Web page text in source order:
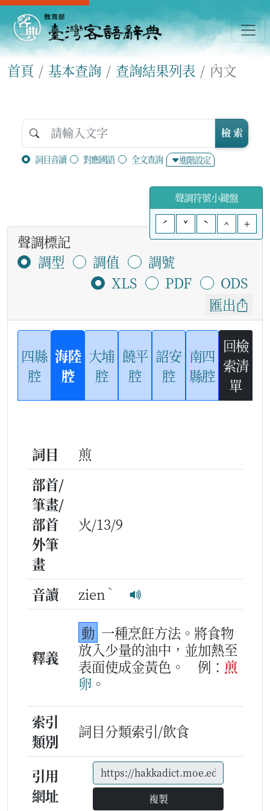
首頁 基本查詢 查詢結果列表 內文
詞目音讀 對應國語 全文查詢 進階設定
檢 索
聲調符號小鍵盤
ˊ
ˇ ˋ ^ +
聲調標記
調型
調值
調號
XLS
PDF
ODS
匯出
四縣
腔
海陸
腔
大埔
腔
饒平
腔
詔安
腔
南四
縣腔
回檢
索清
單
詞目
煎
部首/
筆畫/
部首
外筆
畫
火/13/9
音讀 zien ˋ
釋義
動 一種烹飪方法。將食物
放入少量的油中，並加熱至
表面使成金黃色。
例： 煎
卵 。
索引
類別
詞目分類索引/飲食
引用
網址
複製